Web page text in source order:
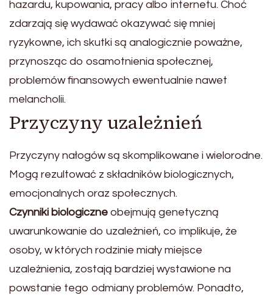
hazardu, kupowania, pracy albo internetu. Choć
zdarzają się wydawać okazywać się mniej
ryzykowne, ich skutki są analogicznie poważne,
przynosząc do osamotnienia społecznej,
problemów finansowych ewentualnie nawet
melancholii.
Przyczyny uzależnień
Przyczyny nałogów są skomplikowane i wielorodne.
Mogą rezultować z składników biologicznych,
emocjonalnych oraz społecznych.
Czynniki biologiczne obejmują genetyczną
uwarunkowanie do uzależnień, co implikuje, że
osoby, w których rodzinie miały miejsce
uzależnienia, zostają bardziej wystawione na
powstanie tego odmiany problemów. Ponadto,